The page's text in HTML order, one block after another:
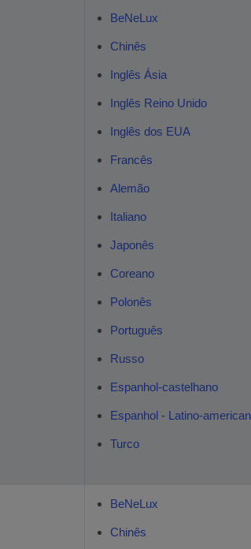
BeNeLux
Chinês
Inglês Ásia
Inglês Reino Unido
Inglês dos EUA
Francês
Alemão
Italiano
Japonês
Coreano
Polonês
Português
Russo
Espanhol-castelhano
Espanhol - Latino-
Turco
BeNeLux
Chinês